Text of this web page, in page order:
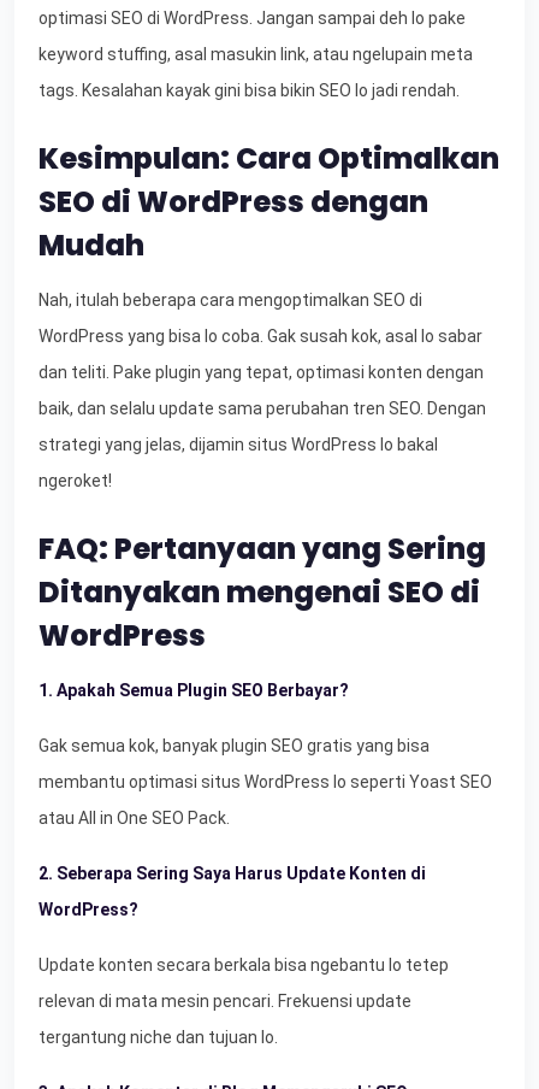
optimasi SEO di WordPress. Jangan sampai deh lo pake
keyword stuffing, asal masukin link, atau ngelupain meta
tags. Kesalahan kayak gini bisa bikin SEO lo jadi rendah.
Kesimpulan: Cara Optimalkan
SEO di WordPress dengan
Mudah
Nah, itulah beberapa cara mengoptimalkan SEO di
WordPress yang bisa lo coba. Gak susah kok, asal lo sabar
dan teliti. Pake plugin yang tepat, optimasi konten dengan
baik, dan selalu update sama perubahan tren SEO. Dengan
strategi yang jelas, dijamin situs WordPress lo bakal
ngeroket!
FAQ: Pertanyaan yang Sering
Ditanyakan mengenai SEO di
WordPress
1. Apakah Semua Plugin SEO Berbayar?
Gak semua kok, banyak plugin SEO gratis yang bisa
membantu optimasi situs WordPress lo seperti Yoast SEO
atau All in One SEO Pack.
2. Seberapa Sering Saya Harus Update Konten di
WordPress?
Update konten secara berkala bisa ngebantu lo tetep
relevan di mata mesin pencari. Frekuensi update
tergantung niche dan tujuan lo.